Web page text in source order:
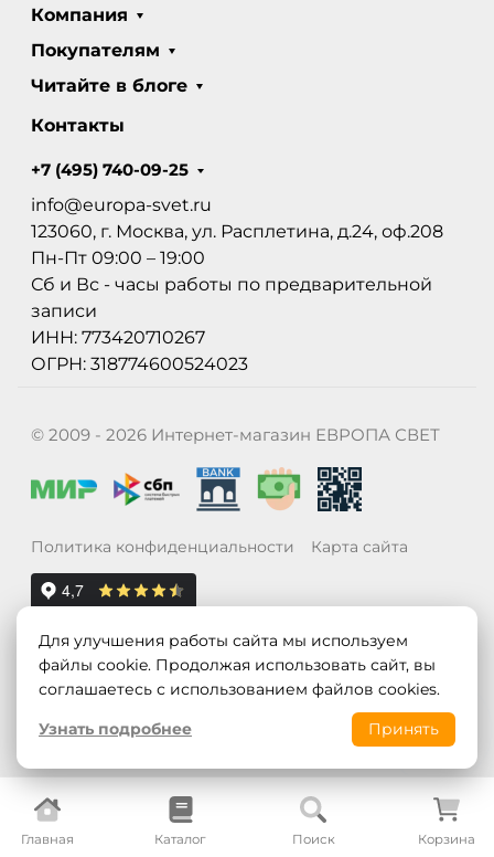
Главная Каталог Поиск Корзина
Компания
Покупателям
Читайте в блоге
Контакты
+7 (495) 740-09-25
info@europa-svet.ru
123060, г. Москва, ул. Расплетина, д.24, оф.208
Пн-Пт 09:00 – 19:00
Сб и Вс - часы работы по предварительной
записи
ИНН: 773420710267
ОГРН: 318774600524023
© 2009 - 2026 Интернет-магазин ЕВРОПА СВЕТ
Политика конфиденциальности Карта сайта
Для улучшения работы сайта мы используем
файлы cookie. Продолжая использовать сайт, вы
соглашаетесь с использованием файлов cookies.
Узнать подробнее
Принять